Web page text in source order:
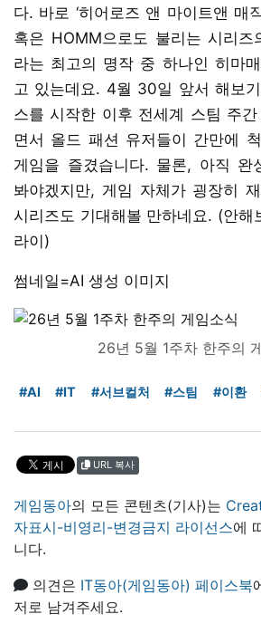
다. 바로 ‘히어로즈 앤 마이트앤 매
혹은 HOMM으로도 불리는 시리즈
라는 최고의 명작 중 하나인 히마
고 있는데요. 4월 30일 앞서 해보
스를 시작한 이후 전세계 스팀 주
면서 올드 패션 유저들이 간만에
게임을 즐겼습니다. 물론, 아직 완
봐야겠지만, 게임 자체가 굉장히
시리즈도 기대해볼 만하네요. (안해
라이)
썸네일=AI 생성 이미지
26년 5월 1주차 한주의
#AI #IT #서브컬처 #스팀 #이환
URL 복사
게임동아의 모든 콘텐츠(기사)는
자표시-비영리-변경금지 라이선스에
니다.
의견은 IT동아(게임동아) 페이스북
저로 남겨주세요.